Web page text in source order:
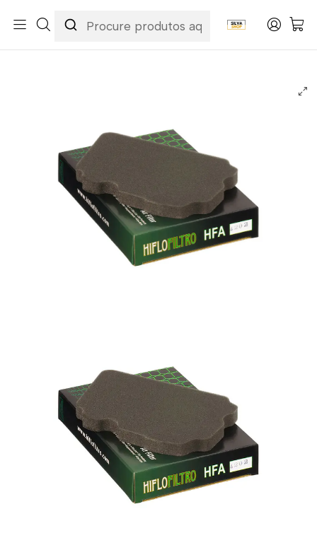
Manutenção & Consumíveis
Filtros Filtros Ar
Hiflofiltro
Filtro Ar Hiflofiltro - HFA4202 Yamaha TW125/TW200